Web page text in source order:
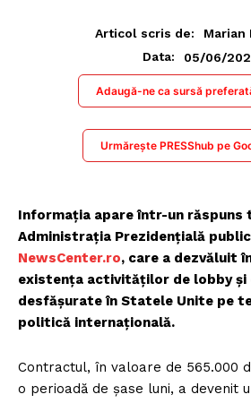
Articol scris de:
Marian
Data:
05/06/
Adaugă-ne ca sursă
Urmărește PRESShub pe
Informația apare într-un răspuns
Administrația Prezidențială
NewsCenter.ro, care a dezvăluit
existența activităților de lobby și
desfășurate în Statele Unite pe
politică internațională.
Contractul, în valoare de 565.000
o perioadă de șase luni, a devenit